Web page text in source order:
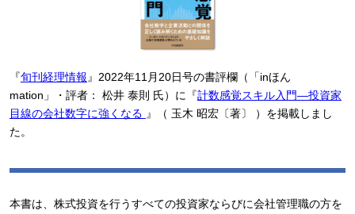
『旬刊経理情報 』2022年11月20日号の書評欄（「inほん
mation」・評者： 松井 泰則 氏）に『計数感覚スキル入門―投資家
目線の会社数字に強くなる 』（ 玉木 昭宏〔著〕 ）を掲載しまし
た。
本書は、株式投資を行うすべての投資家ならびに会社管理職の方を